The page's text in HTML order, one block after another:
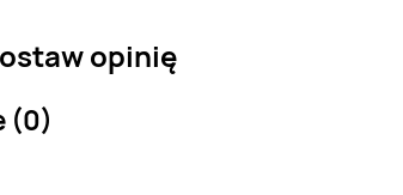
opinię
(0)